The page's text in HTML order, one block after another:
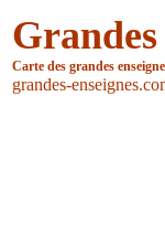
Grandes
Carte des grandes
grandes-